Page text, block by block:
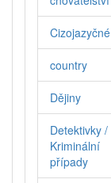
Cizojazyčné
country
Dějiny
Detektivky /
Kriminální
případy